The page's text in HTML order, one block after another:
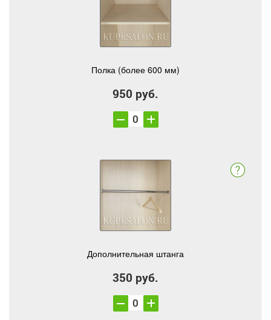
Полка (более 600 мм)
950 руб.
Дополнительная штанга
350 руб.